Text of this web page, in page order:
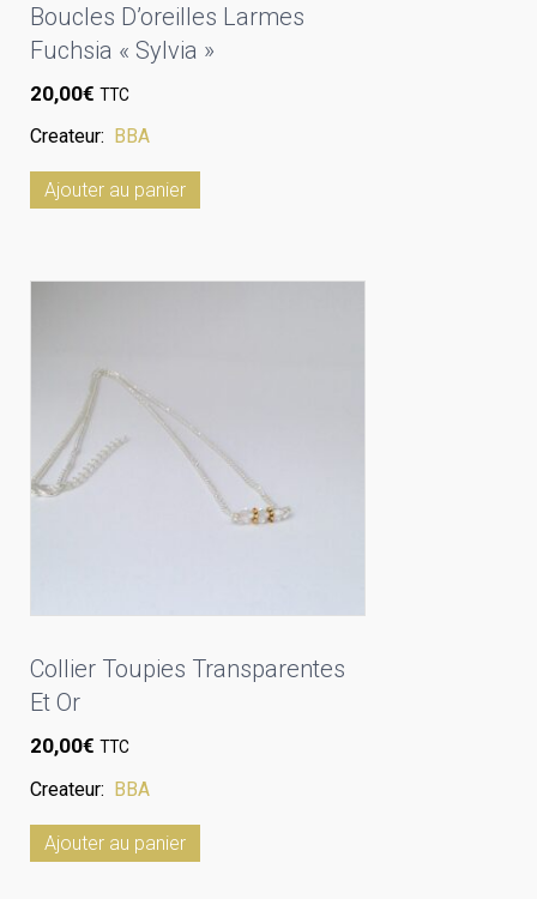
Boucles D’oreilles Larmes
Fuchsia « Sylvia »
20,00€ TTC
Createur: BBA
Ajouter au panier
Collier Toupies Transparentes
Et Or
20,00€ TTC
Createur: BBA
Ajouter au panier